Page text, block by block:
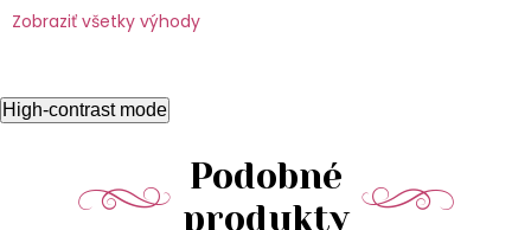
Zobraziť všetky výhody
High-contrast mode
Podobné
produkty